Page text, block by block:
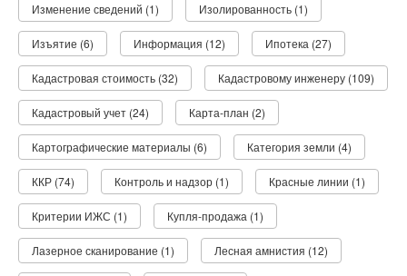
Изменение сведений (1) Изолированность (1)
Изъятие (6) Информация (12) Ипотека (27)
Кадастровая стоимость (32) Кадастровому инженеру (109)
Кадастровый учет (24) Карта-план (2)
Картографические материалы (6) Категория земли (4)
ККР (74) Контроль и надзор (1) Красные линии (1)
Критерии ИЖС (1) Купля-продажа (1)
Лазерное сканирование (1) Лесная амнистия (12)